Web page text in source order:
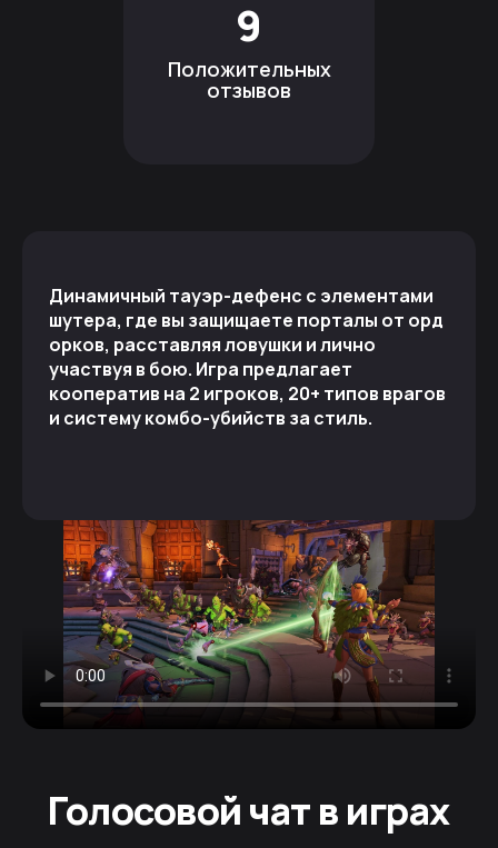
9
Положительных
отзывов
Динамичный тауэр-дефенс с элементами
шутера, где вы защищаете порталы от орд
орков, расставляя ловушки и лично
участвуя в бою. Игра предлагает
кооператив на 2 игроков, 20+ типов врагов
и систему комбо-убийств за стиль.
Голосовой чат в играх